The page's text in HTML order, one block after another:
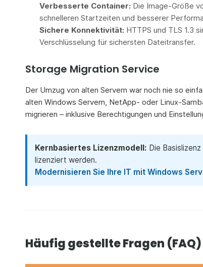
Verbesserte Container: Die Image-Größe
schnelleren Startzeiten und besserer
Sichere Konnektivität: HTTPS und TLS 1.3
Verschlüsselung für sichersten Dateitransfer.
Storage Migration Service
Der Umzug von alten Servern war noch nie so
alten Windows Servern, NetApp- oder Linux-
migrieren – inklusive Berechtigungen und
Kernbasiertes Lizenzmodell: Die
lizenziert werden.
Modernisieren Sie Ihre IT mit Windows
Häufig gestellte Fragen (FAQ)